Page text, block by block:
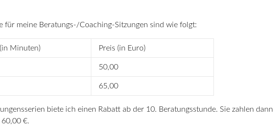
für meine Beratungs-/Coaching-Sitzungen sind wie folgt:
Minuten) Preis (in Euro)
50,00
65,00
biete ich einen Rabatt ab der 10. Beratungsstunde. Sie zahlen
€.